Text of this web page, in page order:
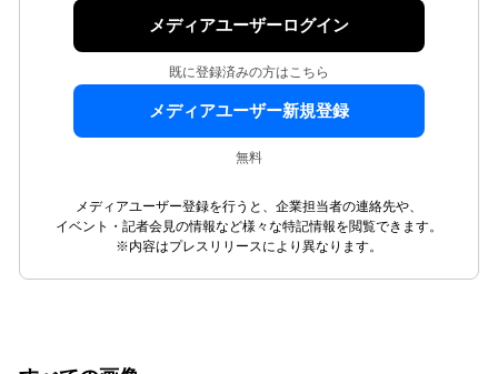
メディアユーザーログイン
既に登録済みの方はこちら
メディアユーザー新規登録
無料
メディアユーザー登録を行うと、企業担当者の連絡先や、
イベント・記者会見の情報など様々な特記情報を閲覧できます。
※内容はプレスリリースにより異なります。